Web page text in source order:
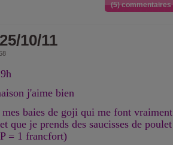
(5) commentaires
10/11
j'aime bien
baies de goji qui me font vraiment
que je prends des saucisses de poulet
= 1 francfort)